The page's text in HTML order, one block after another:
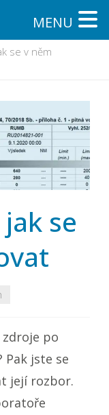
MENU
se v něm
se
zdroje po
Pak jste se
její rozbor.